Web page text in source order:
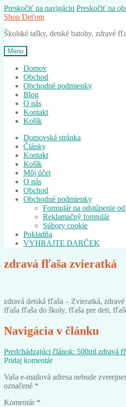
Preskočiť na navigáciu Preskočiť na
Shop Deťom
Školské tašky, detské batohy, zdravé
Menu
Domov
Obchod
Obchodné podmienky
Blog
O nás
Kontakt
Košík
Domovská stránka
Články
Kontakt
Košík
Môj účet
O nás
Obchod
Obchodné podmienky
Formulár na odstúpenie
Reklamačný formulár
Súbory cookie
Pokladňa
VYHRAJTE DARČEK
zdravá fľaša zvieratká
zdravá detská fľaša – Zvieratká,
fľaša fľaša do školy, fľaša pre deti,
Navigácia v článku
Predchádzajúci článok: 500ml zdravá
Pridaj komentár
Vaša e-mailová adresa nebude
označené *
Komentár *